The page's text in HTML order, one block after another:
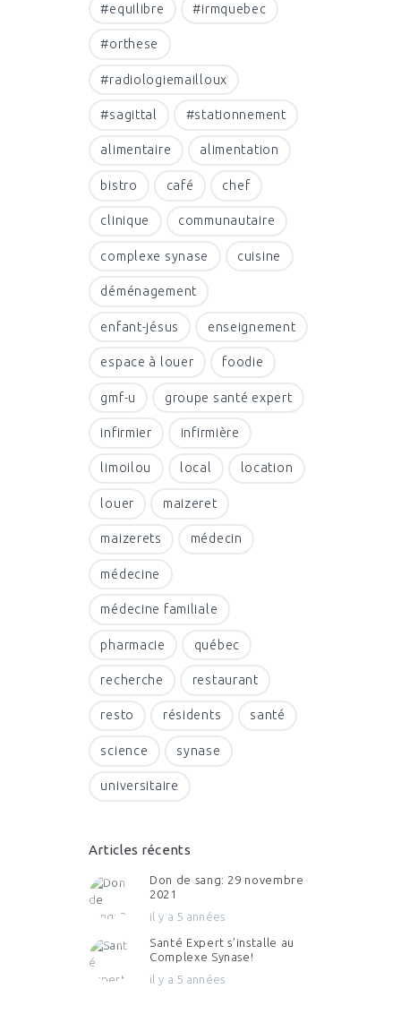
#equilibre #irmquebec
#orthese
#radiologiemailloux
#sagittal #stationnement
alimentaire alimentation
bistro café chef
clinique communautaire
complexe synase cuisine
déménagement
enfant-jésus enseignement
espace à louer foodie
gmf-u groupe santé expert
infirmier infirmière
limoilou local location
louer maizeret
maizerets médecin
médecine
médecine familiale
pharmacie québec
recherche restaurant
resto résidents santé
science synase
universitaire
Articles récents
Don de sang: 29 novembre
2021
il y a 5 années
Santé Expert s’installe au
Complexe Synase!
il y a 5 années